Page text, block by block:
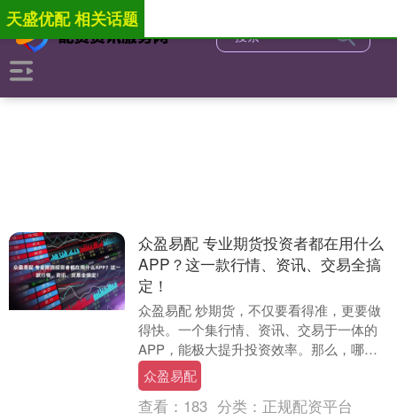
天盛优配 相关话题
众盈易配 专业期货投资者都在用什么
APP？这一款行情、资讯、交易全搞
定！
众盈易配 炒期货，不仅要看得准，更要做
得快。一个集行情、资讯、交易于一体的
APP，能极大提升投资效率。那么，哪款
APP能提供从决策到执行的无缝体验？综
合对比后发....
众盈易配
查看： 183 分类： 正规配资平台